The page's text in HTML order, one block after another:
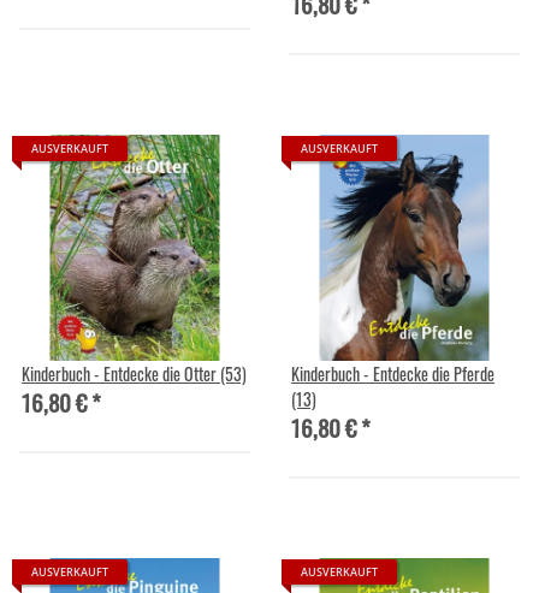
AUSVERKAUFT
Kinderbuch - Entdecke die Otter (53)
16,80 €*
AUSVERKAUFT
Kinderbuch - Entdecke die Pferde
(13)
16,80 €*
AUSVERKAUFT AUSVERKAUFT